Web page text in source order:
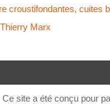
croustifondantes, cuites
Marx
Ce site a été conçu pour